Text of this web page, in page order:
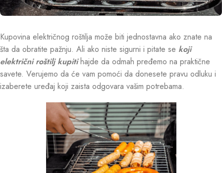
Kupovina električnog roštilja može biti jednostavna ako znate na
šta da obratite pažnju. Ali ako niste sigurni i pitate se koji
električni roštilj kupiti hajde da odmah pređemo na praktične
savete. Verujemo da će vam pomoći da donesete pravu odluku i
izaberete uređaj koji zaista odgovara vašim potrebama.